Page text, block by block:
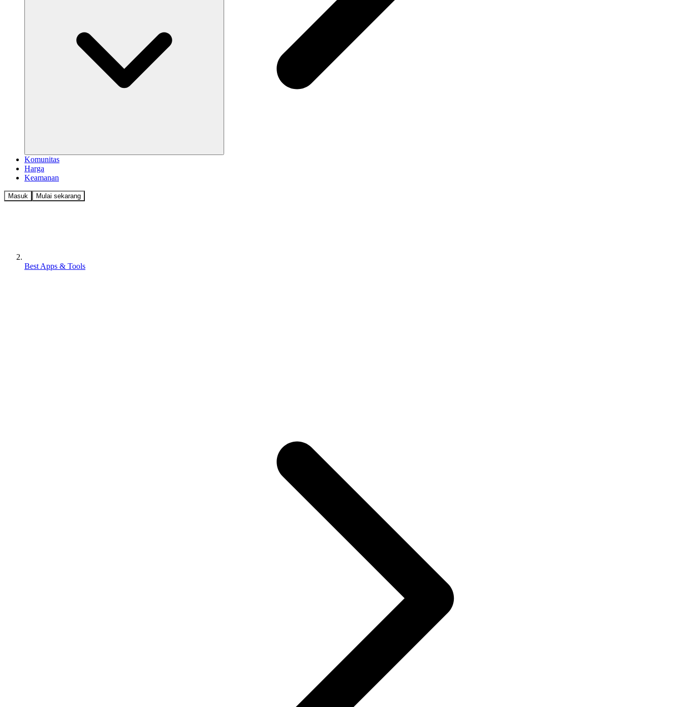
Komunitas
Harga
Keamanan
Masuk Mulai sekarang
Best Apps & Tools